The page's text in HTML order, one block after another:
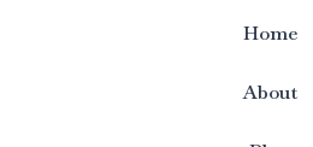
Home
About